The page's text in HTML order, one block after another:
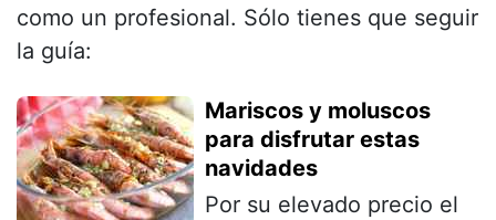
como un profesional. Sólo tienes que seguir
la guía:
Mariscos y moluscos
para disfrutar estas
navidades
Por su elevado precio el